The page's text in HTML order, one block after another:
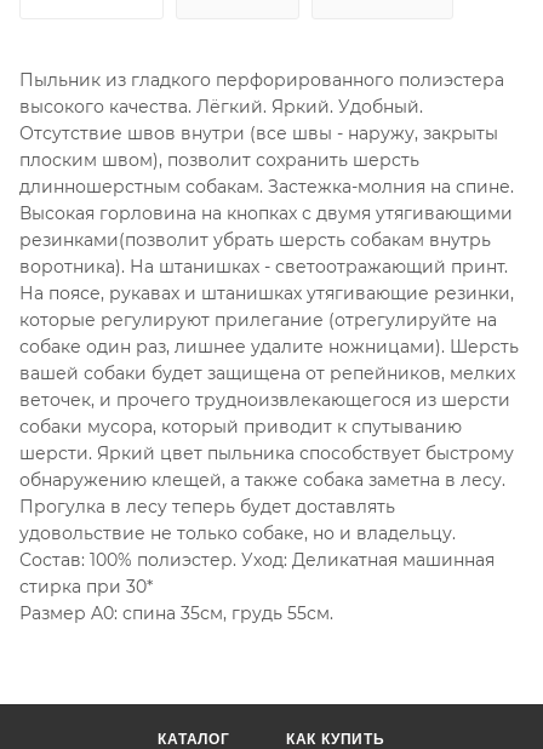
Пыльник из гладкого перфорированного полиэстера
высокого качества. Лёгкий. Яркий. Удобный.
Отсутствие швов внутри (все швы - наружу, закрыты
плоским швом), позволит сохранить шерсть
длинношерстным собакам. Застежка-молния на спине.
Высокая горловина на кнопках с двумя утягивающими
резинками(позволит убрать шерсть собакам внутрь
воротника). На штанишках - светоотражающий принт.
На поясе, рукавах и штанишках утягивающие резинки,
которые регулируют прилегание (отрегулируйте на
собаке один раз, лишнее удалите ножницами). Шерсть
вашей собаки будет защищена от репейников, мелких
веточек, и прочего трудноизвлекающегося из шерсти
собаки мусора, который приводит к спутыванию
шерсти. Яркий цвет пыльника способствует быстрому
обнаружению клещей, а также собака заметна в лесу.
Прогулка в лесу теперь будет доставлять
удовольствие не только собаке, но и владельцу.
Состав: 100% полиэстер. Уход: Деликатная машинная
стирка при 30*
Размер A0: спина 35см, грудь 55см.
КАТАЛОГ КАК КУПИТЬ